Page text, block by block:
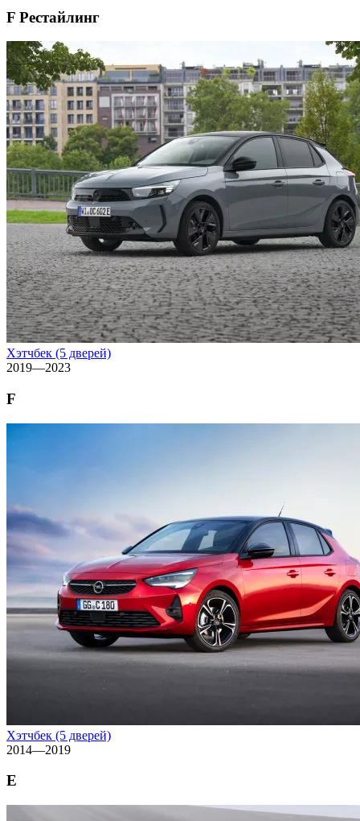
F Рестайлинг
Хэтчбек (5 дверей)
2019—2023
F
Хэтчбек (5 дверей)
2014—2019
E